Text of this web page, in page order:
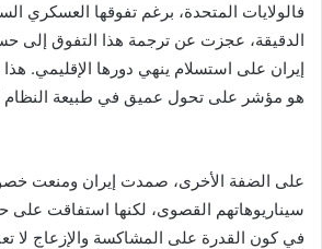
فالولايات المتحدة، برغم تفوقها العسكري
الدقيقة، عجزت عن ترجمة هذا التفوق إلى
إيران على استسلام ينهي دورها الإقليمي.
هو مؤشر على تحول عميق في طبيعة النظام
على الضفة الأخرى، صمدت إيران ومنعت
سيناريوهاتهم القصوى، لكنها استفاقت
في كون القدرة على المشاكسة والإزعاج لا